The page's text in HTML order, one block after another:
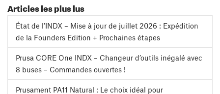
Articles les plus lus
État de l’INDX – Mise à jour de juillet 2026 : Expédition
de la Founders Edition + Prochaines étapes
Prusa CORE One INDX – Changeur d’outils inégalé avec
8 buses – Commandes ouvertes !
Prusament PA11 Natural : Le choix idéal pour